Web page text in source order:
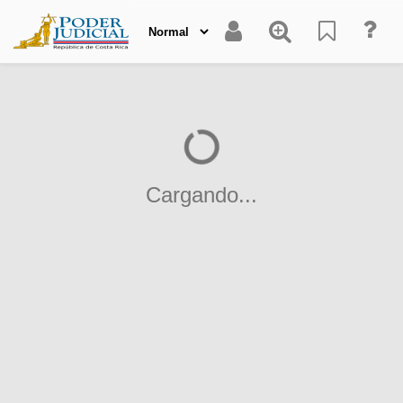
Cargando...